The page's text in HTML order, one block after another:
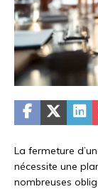
La fermeture
nécessite une
nombreuses